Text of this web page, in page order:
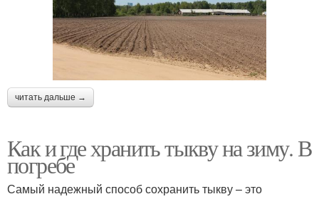
читать дальше →
Как и где хранить тыкву на зиму. В
погребе
Самый надежный способ сохранить тыкву – это